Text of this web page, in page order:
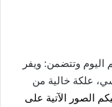
اليوم وتتضمن: ويفر
علكة خالية من
الصور الآتية على